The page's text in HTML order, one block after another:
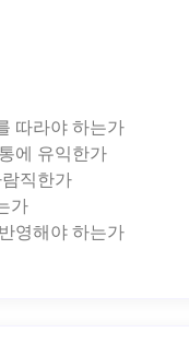
따라야 하는가
에 유익한가
직한가
가